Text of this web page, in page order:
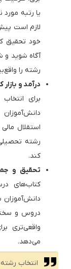
یا رتبه مورد
لازم است
خود تحقیق
آگاه شوید و
رشته را
درآمد و بازار
برای
استقلال
رشته
کند.
تحقیق و
کتاب‌های
دانش‌آموزان
دروس و
واقعی‌تری
می‌دهد.
انتخاب